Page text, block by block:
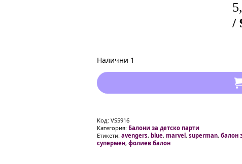
/
Налични 1
Код: VS5916
Категория: Балони за детско парти
Етикети: avengers, blue, marvel , superman, балон
супермен, фолиев балон